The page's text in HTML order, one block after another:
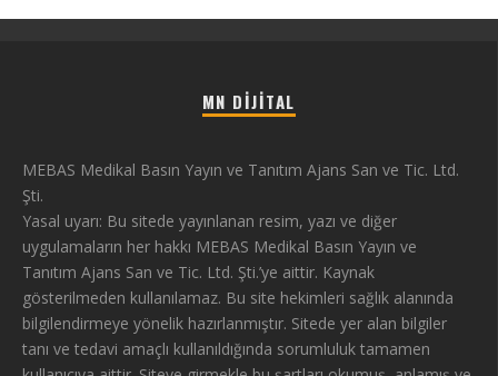
MN DIJITAL
MEBAS Medikal Basın Yayın ve Tanıtım Ajans San ve Tic. Ltd.
Şti.
Yasal uyarı: Bu sitede yayınlanan resim, yazı ve diğer
uygulamaların her hakkı MEBAS Medikal Basın Yayın ve
Tanıtım Ajans San ve Tic. Ltd. Şti.’ye aittir. Kaynak
gösterilmeden kullanılamaz. Bu site hekimleri sağlık alanında
bilgilendirmeye yönelik hazırlanmıştır. Sitede yer alan bilgiler
tanı ve tedavi amaçlı kullanıldığında sorumluluk tamamen